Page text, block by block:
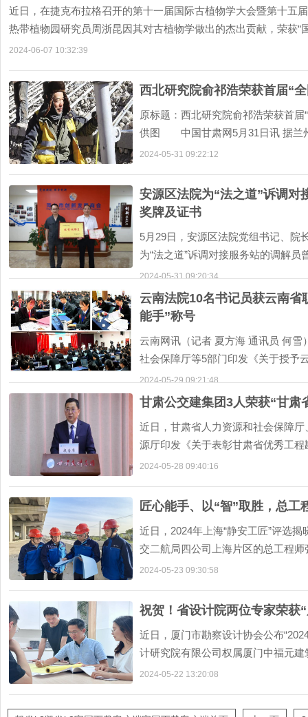
近日，在捷克布拉格召开的第十一届国际古植物学大会暨第十五
热带植物园研究员周浙昆因其对古植物学做出的杰出贡献，荣获“
2024-06-07 10:32:39
西北研究院俞祁浩荣获首届“
原标题：西北研究院俞祁浩荣获首
供图 中国甘肃网5月31日讯 据兰
第8个“全
2024-05-31 09:22:12
安源区法院为“法之道”诉调对
奖牌及证书
5月29日，安源区法院党组书记、院
为“法之道”诉调对接服务站的调解员
官网下载客户端的荣誉证书。“法之
2024-05-31 09:20:34
云南法院10名书记员获云南省
能手”称号
云南网讯（记者 夏方海 通讯员 何
社会保障厅等5部门印发《关于授予
和技术能手称号的
2024-05-29 09:21:48
甘肃公交建集团3人荣获“甘肃
近日，甘肃省人力资源和社会保障
源厅印发《关于表彰甘肃省优秀工
定》，省公交建集团所
2024-05-28 09:40:16
匠心能手、以“智”取胜，总工
近日，2024年上海“静安工匠”评选
交二航局四公司上海片区的总工程
将至；行而不
2024-05-23 09:30:58
祝贺！省设计院两位专家荣获
近日，厦门市勘察设计协会公布
计研究院有限公司权属厦门中福元
工程师廖文彬获
2024-05-22 13:20:08